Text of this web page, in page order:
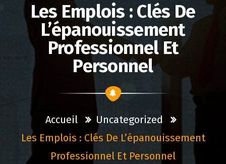
Les Emplois : Clés De
L’épanouissement
Professionnel Et
Personnel
Accueil
Uncategorized
Les Emplois : Clés De L’épanouissement
Professionnel Et Personnel